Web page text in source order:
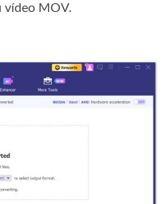
vídeo MOV.